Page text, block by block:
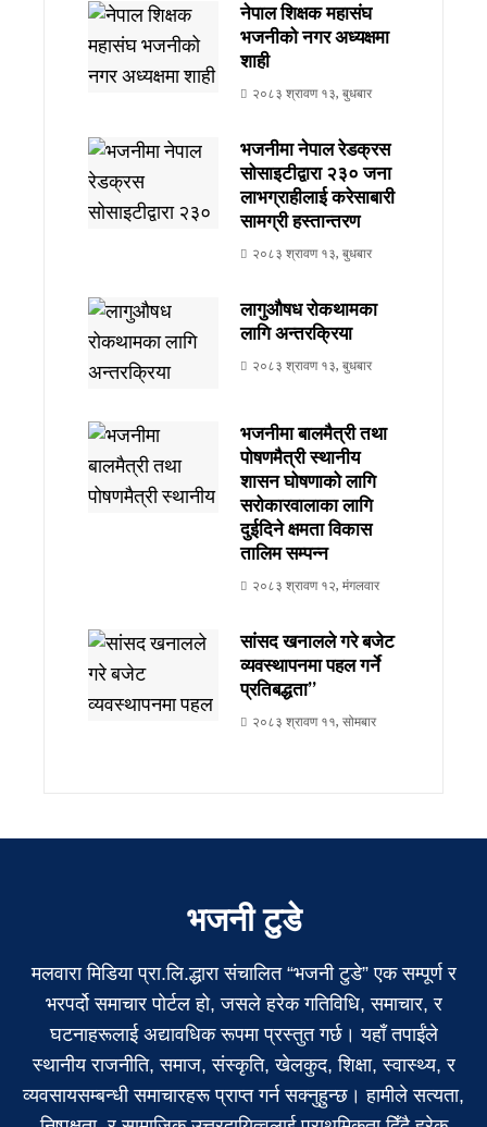
नेपाल शिक्षक महासंघ
भजनीको नगर अध्यक्षमा
शाही
२०८३ श्रावण १३, बुधबार
भजनीमा नेपाल रेडक्रस
सोसाइटीद्वारा २३० जना
लाभग्राहीलाई करेसाबारी
सामग्री हस्तान्तरण
२०८३ श्रावण १३, बुधबार
लागुऔषध रोकथामका
लागि अन्तरक्रिया
२०८३ श्रावण १३, बुधबार
भजनीमा बालमैत्री तथा
पोषणमैत्री स्थानीय
शासन घोषणाको लागि
सरोकारवालाका लागि
दुईदिने क्षमता विकास
तालिम सम्पन्न
२०८३ श्रावण १२, मंगलवार
सांसद खनालले गरे बजेट
व्यवस्थापनमा पहल गर्ने
प्रतिबद्धता”
२०८३ श्रावण ११, सोमबार
भजनी टुडे
मलवारा मिडिया प्रा.लि.द्धारा संचालित “भजनी टुडे” एक सम्पूर्ण र
भरपर्दो समाचार पोर्टल हो, जसले हरेक गतिविधि, समाचार, र
घटनाहरूलाई अद्यावधिक रूपमा प्रस्तुत गर्छ। यहाँ तपाईंले
स्थानीय राजनीति, समाज, संस्कृति, खेलकुद, शिक्षा, स्वास्थ्य, र
व्यवसायसम्बन्धी समाचारहरू प्राप्त गर्न सक्नुहुन्छ। हामीले सत्यता,